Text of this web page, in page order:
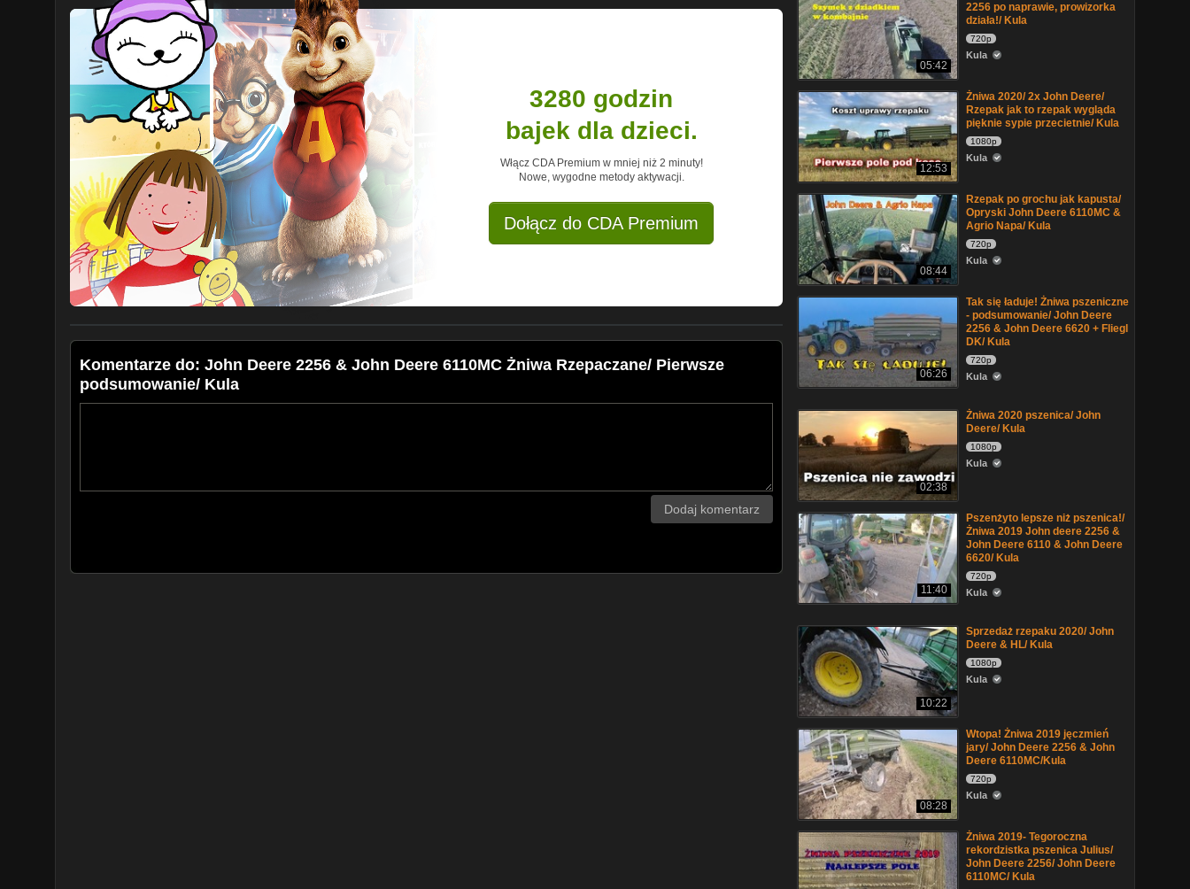
19.10.2018 Pyrinex 0,5l 20zł;
01.03.2019 ASL 300l/ha; 90zł
01.03.2019 RSMS ; 260zł
12.03.2019 RSM 32; 130zł;
09.04.2019 Pyrifos 0,5l + Tilmor 0,88l, Delcaps 0,05l, Dr Green Rzepak 2kg, Dr Green Start 1kg
27.04.2019 Proteus 0,6l + Dr Green Energy 1kg + Dr Green Rzepak 1kg + Siarczan Megnezu
6kg + Mocznik 6kg 110zł
02.05.2019 Propulse 0,83l + Proteus 0,6l + Mocznik 7kg + SoMgO 7kg 210zł;
28.05.2019 Inazuma 0,25kg + Orius 0,5l + Mondatak 0,5 + Siarczan Magnezu 10kg + RM 30l;
160zł
20.07.2019 Zbiór 100zł.
Wapno Morawica (2t/ha na 4 lata) 60zł/ha
Ubezpieczenie 160zł/ha; Podatek 160zł/ha; KRUS 145zł/ha; Przygotowanie i ubezpieczenie
maszyn 150zł/ha
Łącznie 2995zł brutto – akcyza.
Plon po wyczyszczeniu ok 3400kg przy wilgotności 7,7%
Zważyłem zanieczyszczenia nieużyteczne (bez połówek) z 42t rzepaku było 700kg
zanieczyszczeń co daje 1,6% całej masy.
#DoceńRolnika
bo#JestRolnikJestŻywność
3280 godzin
bajek dla dzieci.
Włącz CDA Premium w mniej niż 2 minuty!
Nowe, wygodne metody aktywacji.
Dołącz do CDA Premium
Komentarze do: John Deere 2256 & John Deere 6110MC Żniwa Rzepaczane/ Pierwsze
podsumowanie/ Kula
Dodaj komentarz
05:42
2256 po naprawie, prowizorka
działa!/ Kula
720p
Kula
12:53
Żniwa 2020/ 2x John Deere/
Rzepak jak to rzepak wygląda
pięknie sypie przecietnie/ Kula
1080p
Kula
08:44
Rzepak po grochu jak kapusta/
Opryski John Deere 6110MC &
Agrio Napa/ Kula
720p
Kula
06:26
Tak się ładuje! Żniwa pszeniczne
- podsumowanie/ John Deere
2256 & John Deere 6620 + Fliegl
DK/ Kula
720p
Kula
02:38
Żniwa 2020 pszenica/ John
Deere/ Kula
1080p
Kula
11:40
Pszenżyto lepsze niż pszenica!/
Żniwa 2019 John deere 2256 &
John Deere 6110 & John Deere
6620/ Kula
720p
Kula
10:22
Sprzedaż rzepaku 2020/ John
Deere & HL/ Kula
1080p
Kula
08:28
Wtopa! Żniwa 2019 jęczmień
jary/ John Deere 2256 & John
Deere 6110MC/Kula
720p
Kula
Żniwa 2019- Tegoroczna
rekordzistka pszenica Julius/
John Deere 2256/ John Deere
6110MC/ Kula